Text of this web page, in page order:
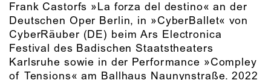
Frank Castorfs »La forza del destino« an der
Deutschen Oper Berlin, in »CyberBallet« von
CyberRäuber (DE) beim Ars Electronica
Festival des Badischen Staatstheaters
Karlsruhe sowie in der Performance »Compley
of Tensions« am Ballhaus Naunynstraße. 2022